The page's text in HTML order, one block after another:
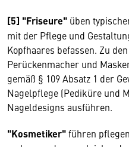
[5] "Friseure" üben
mit der Pflege und
Kopfhaares befassen. Zu
Perückenmacher und
gemäß § 109 Absatz 1 der
Nagelpflege (Pediküre und
Nageldesigns ausführen.
"Kosmetiker"führen